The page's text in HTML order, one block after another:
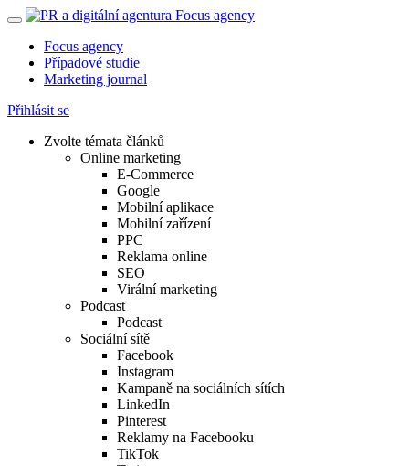
Focus agency
Případové studie
Marketing journal
Přihlásit se
Zvolte témata článků
Online marketing
E-Commerce
Google
Mobilní aplikace
Mobilní zařízení
PPC
Reklama online
SEO
Virální marketing
Podcast
Podcast
Sociální sítě
Facebook
Instagram
Kampaně na sociálních sítích
LinkedIn
Pinterest
Reklamy na Facebooku
TikTok